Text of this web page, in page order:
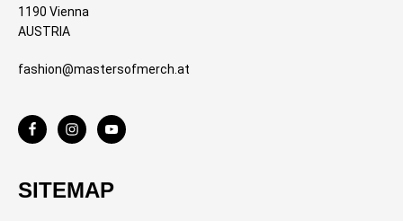
1190 Vienna
AUSTRIA
fashion@mastersofmerch.at
SITEMAP